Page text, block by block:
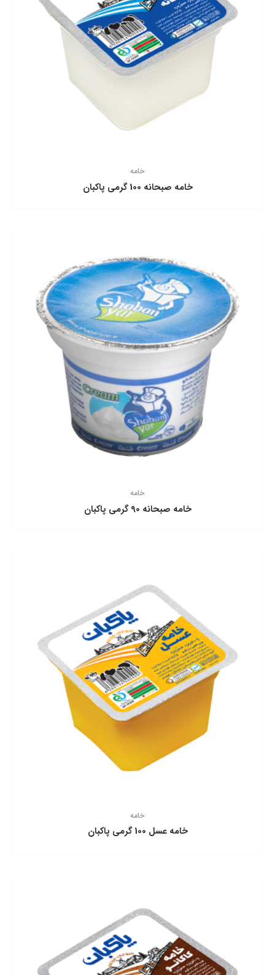
خامه
خامه صبحانه 100 گرمی پاكبان
خامه
خامه صبحانه 90 گرمی پاكبان
خامه
خامه عسل 100 گرمی پاكبان